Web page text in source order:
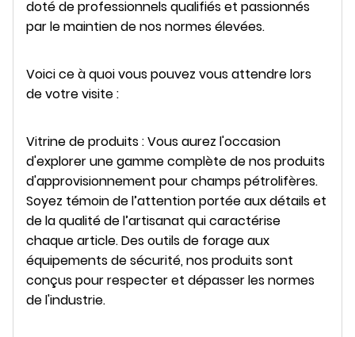
doté de professionnels qualifiés et passionnés
par le maintien de nos normes élevées.
Voici ce à quoi vous pouvez vous attendre lors
de votre visite :
Vitrine de produits : Vous aurez l'occasion
d'explorer une gamme complète de nos produits
d'approvisionnement pour champs pétrolifères.
Soyez témoin de l’attention portée aux détails et
de la qualité de l’artisanat qui caractérise
chaque article. Des outils de forage aux
équipements de sécurité, nos produits sont
conçus pour respecter et dépasser les normes
de l'industrie.